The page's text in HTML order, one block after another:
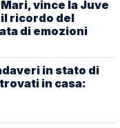
vince la Juve
ricordo del
di emozioni
in stato di
in casa: